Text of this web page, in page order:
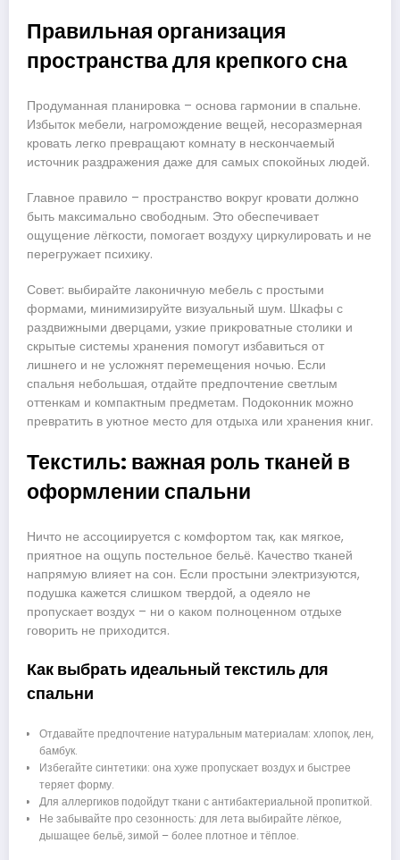
Правильная организация
пространства для крепкого сна
Продуманная планировка – основа гармонии в спальне.
Избыток мебели, нагромождение вещей, несоразмерная
кровать легко превращают комнату в нескончаемый
источник раздражения даже для самых спокойных людей.
Главное правило – пространство вокруг кровати должно
быть максимально свободным. Это обеспечивает
ощущение лёгкости, помогает воздуху циркулировать и не
перегружает психику.
Совет: выбирайте лаконичную мебель с простыми
формами, минимизируйте визуальный шум. Шкафы с
раздвижными дверцами, узкие прикроватные столики и
скрытые системы хранения помогут избавиться от
лишнего и не усложнят перемещения ночью. Если
спальня небольшая, отдайте предпочтение светлым
оттенкам и компактным предметам. Подоконник можно
превратить в уютное место для отдыха или хранения книг.
Текстиль: важная роль тканей в
оформлении спальни
Ничто не ассоциируется с комфортом так, как мягкое,
приятное на ощупь постельное бельё. Качество тканей
напрямую влияет на сон. Если простыни электризуются,
подушка кажется слишком твердой, а одеяло не
пропускает воздух – ни о каком полноценном отдыхе
говорить не приходится.
Как выбрать идеальный текстиль для
спальни
Отдавайте предпочтение натуральным материалам: хлопок, лен,
бамбук.
Избегайте синтетики: она хуже пропускает воздух и быстрее
теряет форму.
Для аллергиков подойдут ткани с антибактериальной пропиткой.
Не забывайте про сезонность: для лета выбирайте лёгкое,
дышащее бельё, зимой – более плотное и тёплое.